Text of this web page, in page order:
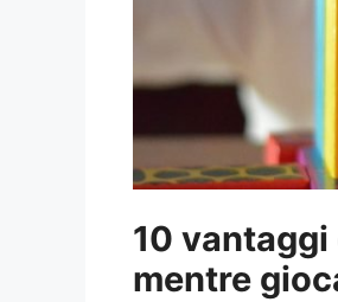
10
mentre